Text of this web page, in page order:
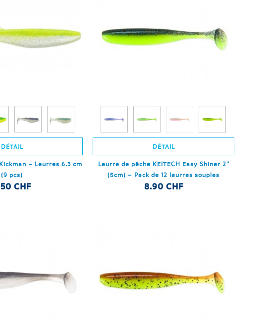
DÉTAIL
– Leurres 6.3 cm
(9 pcs)
CHF
DÉTAIL
Leurre de pêche KEITECH Easy Shiner 2''
(5cm) – Pack de 12 leurres souples
8.90 CHF